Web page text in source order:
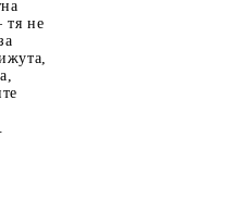
текстил
, ЗИМНИ
тя не